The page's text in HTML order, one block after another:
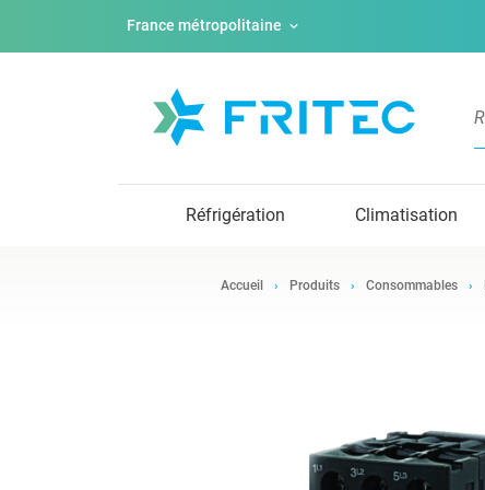
France métropolitaine
Réfrigération Climatisation
Accueil Produits Consommables